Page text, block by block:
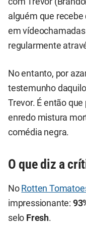
alguém que
em
regularmente
No entanto, por
testemunho
Trevor. É então
enredo mistura
comédia negra.
O que diz a
No Rotten
impressionante:
selo Fresh.